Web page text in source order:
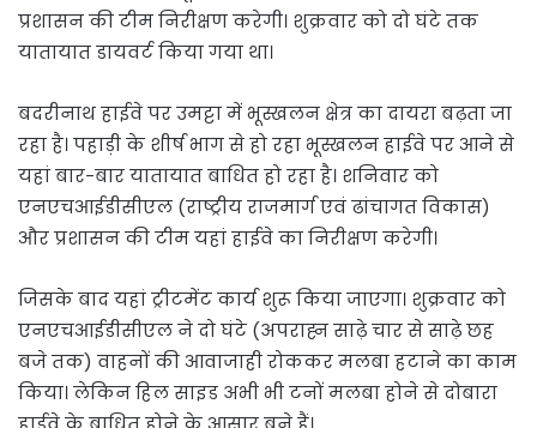
प्रशासन की टीम निरीक्षण करेगी। शुक्रवार को दो घंटे तक
यातायात डायवर्ट किया गया था।
बदरीनाथ हाईवे पर उमट्टा में भूस्खलन क्षेत्र का दायरा बढ़ता जा
रहा है। पहाड़ी के शीर्ष भाग से हो रहा भूस्खलन हाईवे पर आने से
यहां बार-बार यातायात बाधित हो रहा है। शनिवार को
एनएचआईडीसीएल (राष्ट्रीय राजमार्ग एवं ढांचागत विकास)
और प्रशासन की टीम यहां हाईवे का निरीक्षण करेगी।
जिसके बाद यहां ट्रीटमेंट कार्य शुरू किया जाएगा। शुक्रवार को
एनएचआईडीसीएल ने दो घंटे (अपराह्न साढ़े चार से साढ़े छह
बजे तक) वाहनों की आवाजाही रोककर मलबा हटाने का काम
किया। लेकिन हिल साइड अभी भी टनों मलबा होने से दोबारा